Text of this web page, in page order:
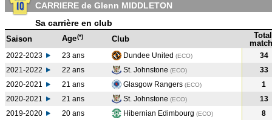
CARRIERE de Glenn MIDDLETON
Sa carrière en club
Saison Age(*) Club
Total
2022-2023 23 ans Dundee United (ECO)
34
2021-2022
22 ans St. Johnstone (ECO)
33
2020-2021
21 ans Glasgow Rangers (ECO)
1
2020-2021
21 ans St. Johnstone (ECO)
13
2019-2020
20 ans Hibernian Edimbourg (ECO)
8